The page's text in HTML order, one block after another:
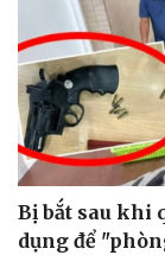
Du lịch
Bị bắt sau khi
dụng để